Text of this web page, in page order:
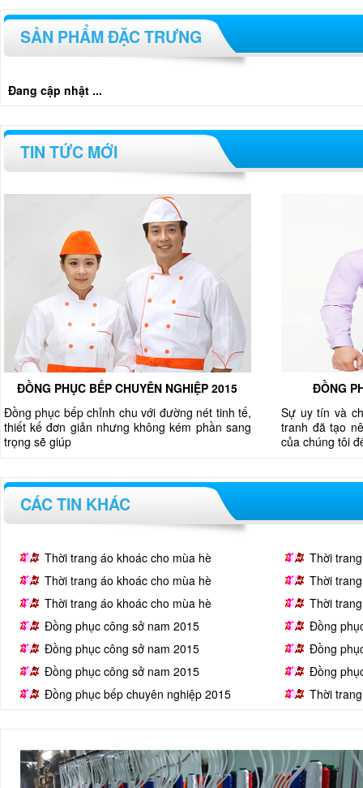
SẢN PHẨM ĐẶC TRƯNG
Đang cập nhật ...
TIN TỨC MỚI
ĐỒNG PHỤC BẾP CHUYÊN NGHIỆP 2015
Đồng phục bếp chỉnh chu với đường nét tinh tế,
thiết kế đơn giản nhưng không kém phần sang
trọng sẽ giúp
ĐỒNG
Sự uy tín và
tranh đã tạo
của chúng tôi
CÁC TIN KHÁC
Thời trang áo khoác cho mùa hè
Thời
Thời trang áo khoác cho mùa hè
Thời
Thời trang áo khoác cho mùa hè
Thời
Đồng phục công sở nam 2015
Đồng
Đồng phục công sở nam 2015
Đồng
Đồng phục công sở nam 2015
Đồng
Đồng phục bếp chuyên nghiệp 2015
Thời